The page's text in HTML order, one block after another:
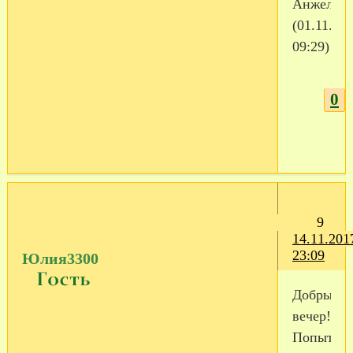
Анжелла
09:29)
0
9
23:09
Юлия3300
Добрый
вечер!